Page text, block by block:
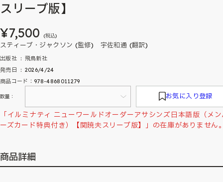
スリーブ版】
¥7,500 (税込)
スティーブ・ジャクソン (監修) 宇佐和通 (翻訳)
出版社 ‏ : ‎ 飛鳥新社
発売日 ‏ : ‎ 2026/4/24
商品コード：978-4868011279
数量： お気に入り登録
「イルミナティ ニューワールドオーダーアサシンズ日本語版（メン
ーズカード特典付き）【関暁夫スリーブ版】」の在庫がありません
商品詳細